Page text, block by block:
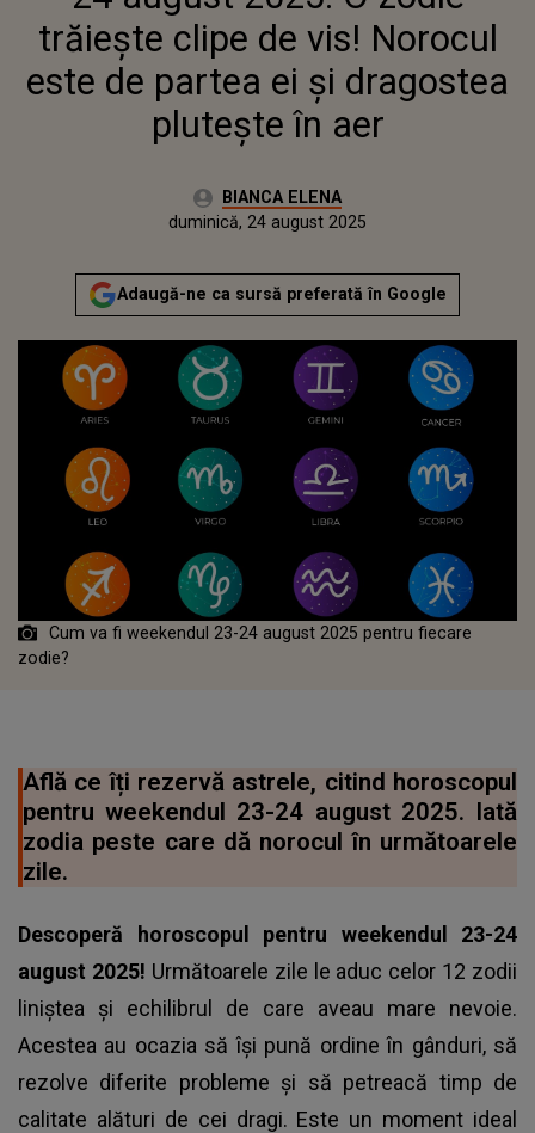
PLUTEȘTE ÎN AER
trăiește clipe de vis! Norocul
este de partea ei și dragostea
plutește în aer
Autor:BIANCA ELENA
duminică, 24 august 2025
Actualizat:
duminică, 24 august 2025
Adaugă-ne ca sursă preferată în Google
Cum va fi weekendul 23-24 august 2025 pentru fiecare
zodie?
Află ce îți rezervă astrele, citind horoscopul
pentru weekendul 23-24 august 2025. Iată
zodia peste care dă norocul în următoarele
zile.
Descoperă horoscopul pentru weekendul 23-24
august 2025! Următoarele zile le aduc celor 12 zodii
liniștea și echilibrul de care aveau mare nevoie.
Acestea au ocazia să își pună ordine în gânduri, să
rezolve diferite probleme și să petreacă timp de
calitate alături de cei dragi. Este un moment ideal